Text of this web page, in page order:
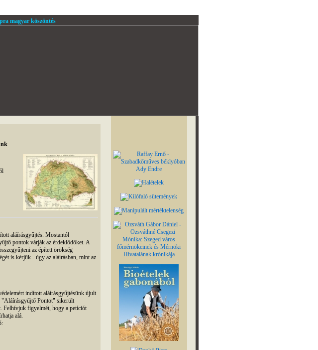
magyar köszöntés
aláírásgyűjtés. Mostantól
pontok várják az érdeklődőket. A
az épített örökség
is kérjük - úgy az aláírásban, mint az
indított aláírásgyűjtésünk újult
Pontot" sikerült
Felhívjuk figyelmét, hogy a petíciót
alá.